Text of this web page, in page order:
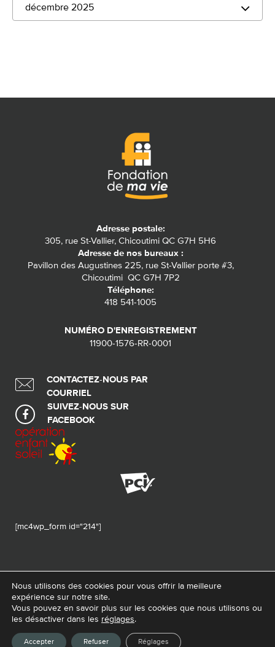
décembre 2025
Adresse postale:
305, rue St-Vallier, Chicoutimi QC G7H 5H6
Adresse de nos bureaux :
Pavillon des Augustines 225, rue St-Vallier porte #3,
Chicoutimi QC G7H 7P2
Téléphone:
418 541-1005
NUMÉRO D'ENREGISTREMENT
11900-1576-RR-0001
CONTACTEZ-NOUS PAR
COURRIEL
SUIVEZ-NOUS SUR
FACEBOOK
[mc4wp_form id="214"]
© 2026 Tous droits réservés - Fondation de ma vie – Pour la santé de la
Conception Web :
Nous utilisons des cookies pour vous offrir la meilleure
expérience sur notre site.
Vous pouvez en savoir plus sur les cookies que nous utilisons ou
les désactiver dans les réglages.
Accepter Refuser Réglages